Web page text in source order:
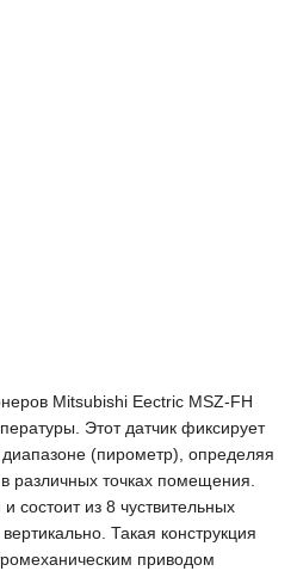
Mitsubishi Eectric MSZ-FH
Этот датчик фиксирует
(пирометр), определяя
различных точках помещения.
состоит из 8 чуствительных
Такая конструкция
приводом